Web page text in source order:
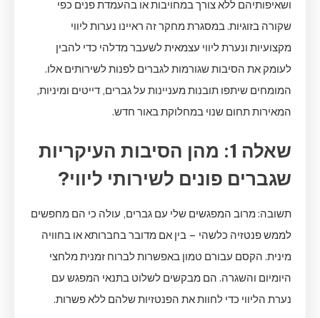
ושאיפותיהם ללא צורך במחויבות או בהעמדת פנים כפי
שקורה בזוגיות. במסגרת מחקר זה ראיינו נערות ליווי
מקצועיות ונערת ליווי עצמאית לשעבר מדלהי כדי להבין
לעומק את הסיבות שגורמות לגברים לפנות לשירותים אלו.
המומחים שיתפו תובנות מעניינות על גברים, דייטים ומיניות,
המאירות תחום שנוי במחלוקת באור חדש.
שאלה 1: מהן הסיבות העיקריות
שגברים פונים לשירותי ליווי?
תשובה: מרוב המפגשים שלי עם גברים, עולה כי הם מחפשים
לממש פנטזיה כלשהי – בין אם מדובר בחברותא או בחוויה
מינית. הקסם עבורם טמון באפשרות לברוח זמנית מלחצי
היומיום והשגרה. הם מבקשים לשלוט בתנאי המפגש עם
נערת הליווי כדי לחוות את הפנטזיות שלהם ללא פשרות.